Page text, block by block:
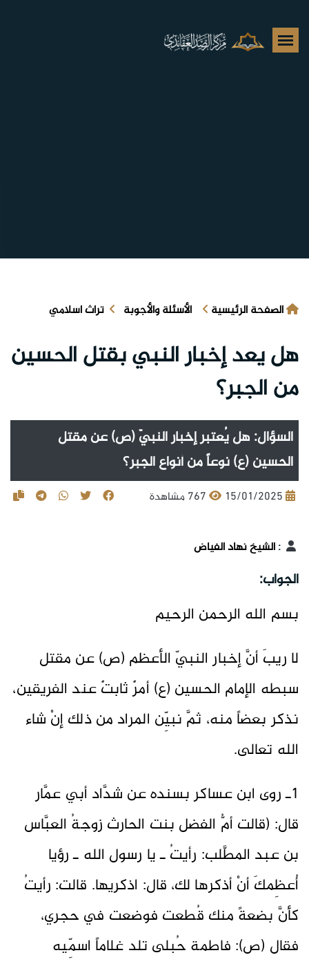
الصفحة الرئيسية الأسئلة والأجوبة تراث اسلامي
هل يعد إخبار النبي بقتل الحسين
من الجبر؟
السؤال: هل يُعتبر إخبار النبيّ (ص) عن مقتل
الحسين (ع) نوعاً من أنواع الجبر؟
15/01/2025 767 مشاهدة
:الشيخ نهاد الفياض
الجواب:
بسم الله الرحمن الرحيم
لا ريبَ أنَّ إخبار النبيّ الأعظم (ص) عن مقتل
سبطه الإمام الحسين (ع) أمرٌ ثابتٌ عند الفريقين،
نذكر بعضاً منه، ثمَّ نبيِّن المراد من ذلك إنْ شاء
الله تعالى.
1ـ روى ابن عساكر بسنده عن شدَّاد أبي عمَّار
قال: (قالت أمُّ الفضل بنت الحارث زوجةُ العبَّاس
بن عبد المطَّلب: رأيتُ ـ يا رسول الله ـ رؤيا
أُعظِمكَ أنْ أذكرها لك، قال: اذكريها. قالت: رأيتُ
كأنَّ بضعةً منك قُطعت فوضعت في حجري،
فقال (ص): فاطمة حُبلى تلد غلاماً اسمِّيه